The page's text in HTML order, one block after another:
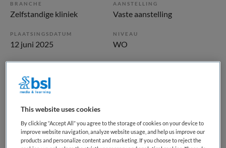
BRANCHE
Zelfstandige kliniek
AANSTELLING
Vaste aanstelling
PLAATSINGSDATUM
12 juni 2025
NIVEAU
WO
ERVARING
Starter
DIENSTVERBAND
Vacature niet beschikbaar
Deze vacature ANIOS Cluster Acuut HC/HIC bij GGz
Centraal is niet meer actueel. Hieronder staan enkele
This website uses cookies
By clicking “Accept All” you agree to the storage of cookies on your device to
improve website navigation, analyze website usage, and help us improve our
products and personalize content and marketing. If you choose to reject the